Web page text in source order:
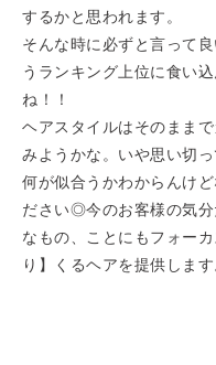
するかと思われます。
そんな時に必ずと言って
うランキング上位に食い
ね！！
ヘアスタイルはそのまま
みようかな。いや思い切
何が似合うかわからんけ
ださい◎今のお客様の気
なもの、ことにもフォー
り】くるヘアを提供します